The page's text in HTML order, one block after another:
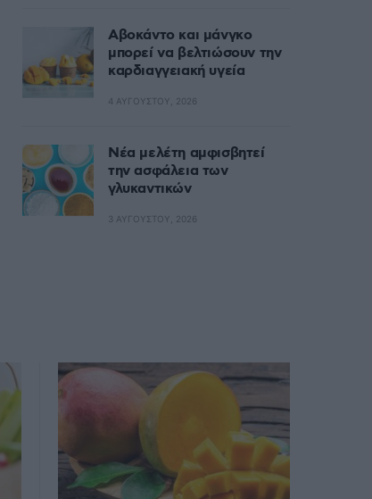
Αβοκάντο και μάνγκο
μπορεί να βελτιώσουν την
καρδιαγγειακή υγεία
4 ΑΥΓΟΎΣΤΟΥ, 2026
Nέα μελέτη αμφισβητεί
την ασφάλεια των
γλυκαντικών
3 ΑΥΓΟΎΣΤΟΥ, 2026